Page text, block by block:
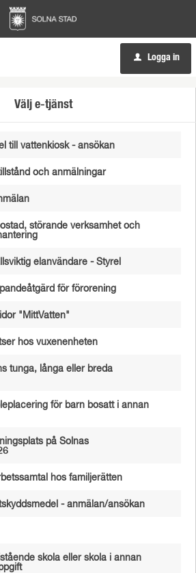
u Logga in
Välj e-tjänst
till vattenkiosk - ansökan
och anmälningar
störande verksamhet och
elanvändare - Styrel
för förorening
"MittVatten"
hos vuxenenheten
tunga, långa eller breda
för barn bosatt i annan
på Solnas
hos familjerätten
- anmälan/ansökan
skola eller skola i annan